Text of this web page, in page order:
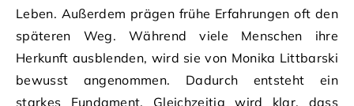
Leben. Außerdem prägen frühe Erfahrungen oft den
späteren Weg. Während viele Menschen ihre
Herkunft ausblenden, wird sie von Monika Littbarski
bewusst angenommen. Dadurch entsteht ein
starkes Fundament. Gleichzeitig wird klar, dass